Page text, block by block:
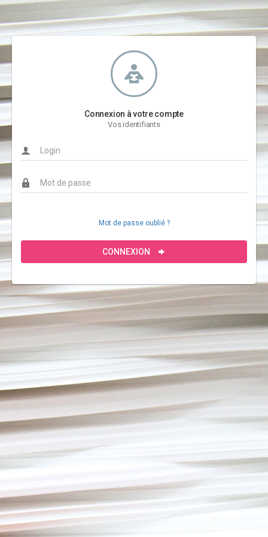
Connexion à votre compte
Vos identifiants
Mot de passe oublié ?
CONNEXION